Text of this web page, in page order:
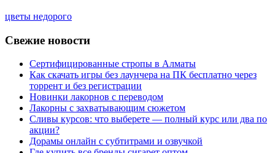
цветы недорого
Свежие новости
Сертифицированные стропы в Алматы
Как скачать игры без лаунчера на ПК бесплатно через
торрент и без регистрации
Новинки лакорнов с переводом
Лакорны с захватывающим сюжетом
Сливы курсов: что выберете — полный курс или два по
акции?
Дорамы онлайн с субтитрами и озвучкой